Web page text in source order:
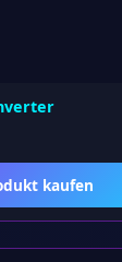
kaufen